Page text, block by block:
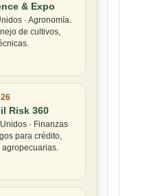
& Expo
· Agronomía.
de cultivos,
Risk 360
· Finanzas
para crédito,